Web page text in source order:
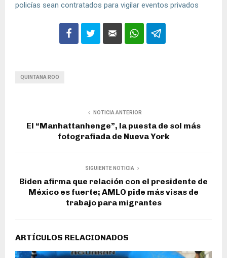
policías sean contratados para vigilar eventos privados
QUINTANA ROO
NOTICIA ANTERIOR
El “Manhattanhenge”, la puesta de sol más
fotografiada de Nueva York
SIGUIENTE NOTICIA
Biden afirma que relación con el presidente de
México es fuerte; AMLO pide más visas de
trabajo para migrantes
ARTÍCULOS RELACIONADOS